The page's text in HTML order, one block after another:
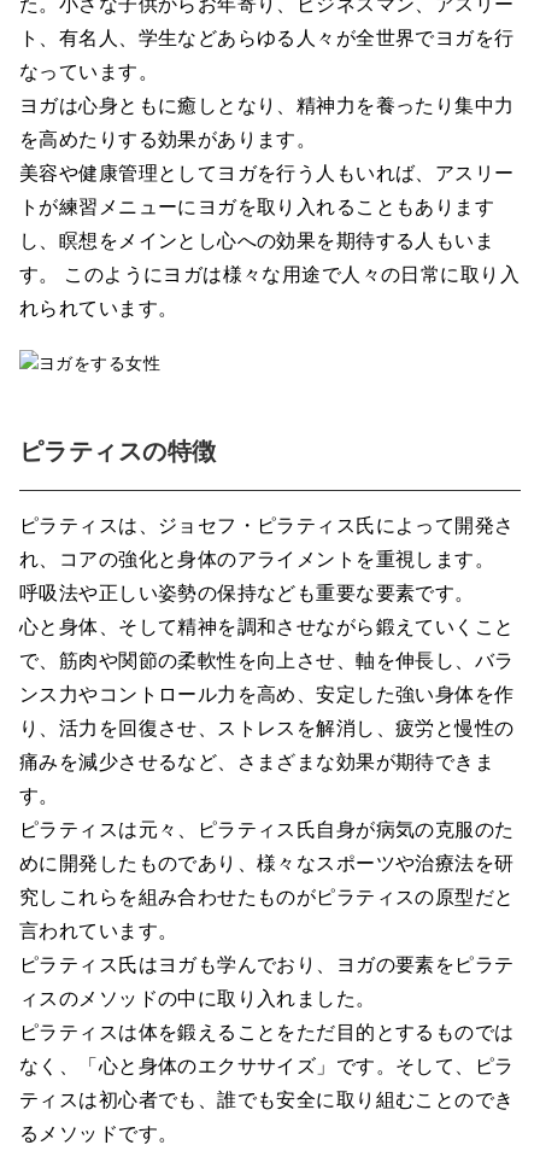
た。小さな子供からお年寄り、ビジネスマン、アスリー
ト、有名人、学生などあらゆる人々が全世界でヨガを行
なっています。
ヨガは心身ともに癒しとなり、精神力を養ったり集中力
を高めたりする効果があります。
美容や健康管理としてヨガを行う人もいれば、アスリー
トが練習メニューにヨガを取り入れることもあります
し、瞑想をメインとし心への効果を期待する人もいま
す。 このようにヨガは様々な用途で人々の日常に取り入
れられています。
ピラティスの特徴
ピラティスは、ジョセフ・ピラティス氏によって開発さ
れ、コアの強化と身体のアライメントを重視します。
呼吸法や正しい姿勢の保持なども重要な要素です。
心と身体、そして精神を調和させながら鍛えていくこと
で、筋肉や関節の柔軟性を向上させ、軸を伸長し、バラ
ンス力やコントロール力を高め、安定した強い身体を作
り、活力を回復させ、ストレスを解消し、疲労と慢性の
痛みを減少させるなど、さまざまな効果が期待できま
す。
ピラティスは元々、ピラティス氏自身が病気の克服のた
めに開発したものであり、様々なスポーツや治療法を研
究しこれらを組み合わせたものがピラティスの原型だと
言われています。
ピラティス氏はヨガも学んでおり、ヨガの要素をピラテ
ィスのメソッドの中に取り入れました。
ピラティスは体を鍛えることをただ目的とするものでは
なく、「心と身体のエクササイズ」です。そして、ピラ
ティスは初心者でも、誰でも安全に取り組むことのでき
るメソッドです。